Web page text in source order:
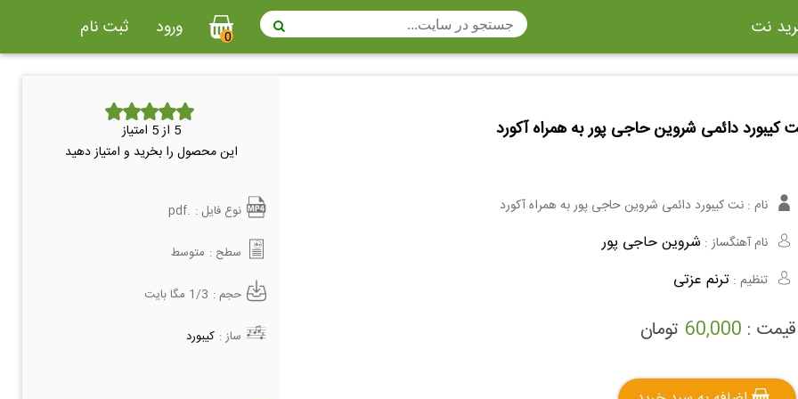
نت
سه تار
تار
گلوکن اشپیل ویبرافون
کنترباس
نی هفت بند
ویولا
ثبت نام ورود 0
کیبورد دائمی شروین حاجی پور به همراه آکورد
نام : نت کیبورد دائمی شروین حاجی پور به همراه آکورد
نام آهنگساز : شروین حاجی پور
تنظیم : ترنم عزتی
قیمت : 60,000 تومان
5 از 5 امتیاز
این محصول را بخرید و امتیاز دهید
نوع فایل : .pdf
سطح : متوسط
حجم : 1/3 مگا بایت
ساز : کیبورد